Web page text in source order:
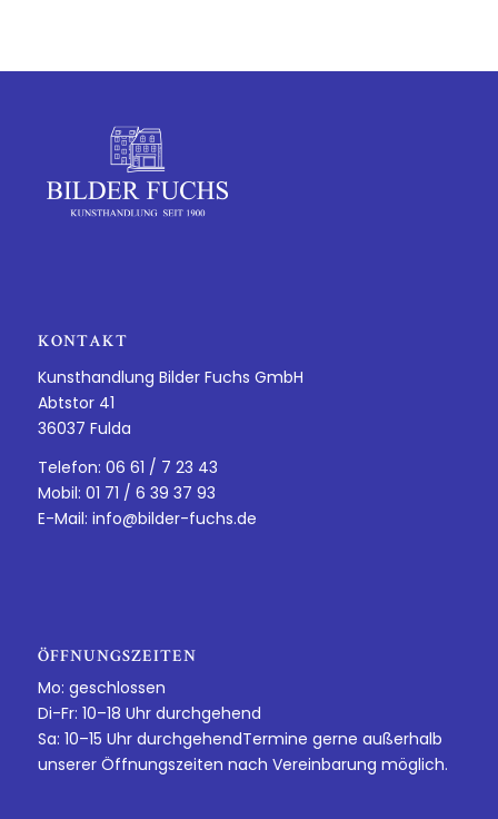
KONTAKT
Kunsthandlung Bilder Fuchs GmbH
Abtstor 41
36037 Fulda
Telefon: 06 61 / 7 23 43
Mobil: 01 71 / 6 39 37 93
E-Mail: info@bilder-fuchs.de
ÖFFNUNGSZEITEN
Mo: geschlossen
Di-Fr: 10–18 Uhr durchgehend
Sa: 10–15 Uhr durchgehendTermine gerne außerhalb
unserer Öffnungszeiten nach Vereinbarung möglich.